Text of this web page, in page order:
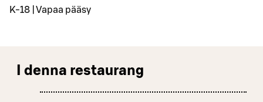
K-18 | Vapaa pääsy
I denna restaurang